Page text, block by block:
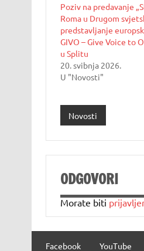
Poziv na predavanje
Roma u Drugom
predstavljanje
GIVO – Give Voice to
u Splitu
20. svibnja 2026.
U "Novosti"
Novosti
ODGOVORI
Morate biti
Facebook YouTube